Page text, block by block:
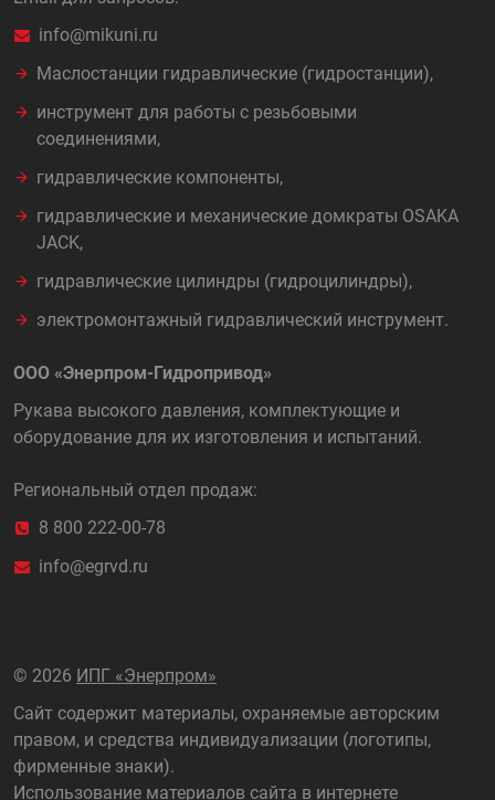
info@mikuni.ru
Маслостанции гидравлические (гидростанции),
инструмент для работы с резьбовыми
соединениями,
гидравлические компоненты,
гидравлические и механические домкраты OSAKA
JACK,
гидравлические цилиндры (гидроцилиндры),
электромонтажный гидравлический инструмент.
ООО «Энерпром-Гидропривод»
Рукава высокого давления, комплектующие и
оборудование для их изготовления и испытаний.
Региональный отдел продаж:
8 800 222-00-78
info@egrvd.ru
© 2026 ИПГ «Энерпром»
Сайт содержит материалы, охраняемые авторским
правом, и средства индивидуализации (логотипы,
фирменные знаки).
Использование материалов сайта в интернете